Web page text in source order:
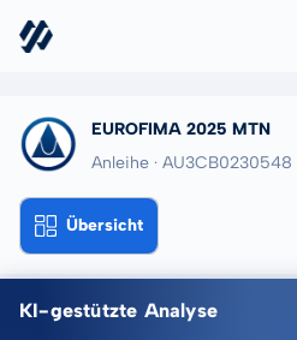
EUROFIMA 2025 MTN
Anleihe · AU3CB0230548
Übersicht
KI-gestützte Analyse